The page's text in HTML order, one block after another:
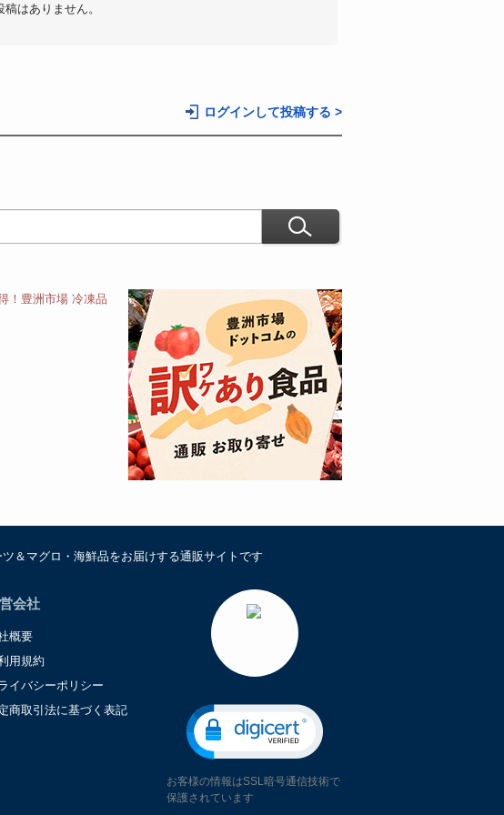
はありません。
ログインして投稿する >
＆マグロ・海鮮品をお届けする通販サイトです
会社
概要
用規約
イバシーポリシー
商取引法に基づく表記
お客様の情報はSSL暗号通信技術で
保護されています